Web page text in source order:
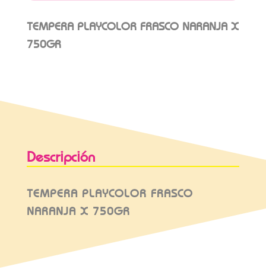
TEMPERA PLAYCOLOR FRASCO NARANJA X
750GR
Descripción
TEMPERA PLAYCOLOR FRASCO
NARANJA X 750GR